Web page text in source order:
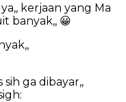
kerjaan yang Ma
banyak,, 😀
sih ga dibayar,,